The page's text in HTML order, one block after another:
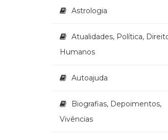
Astrologia
Atualidades, Política,
Humanos
Autoajuda
Biografias, Depoimentos,
Vivências